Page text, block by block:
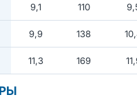
9,1 110
9,9 138
11,3 169